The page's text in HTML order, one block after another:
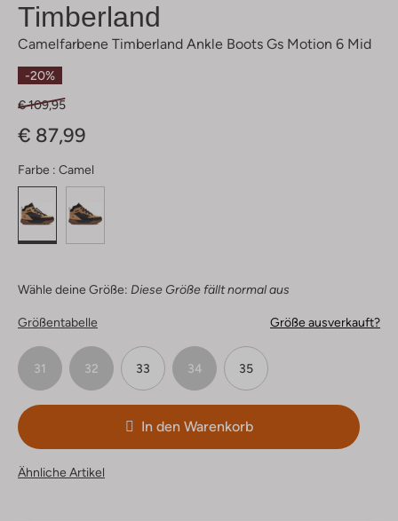
Timberland
Camelfarbene Timberland Ankle Boots Gs Motion 6 Mid
-20%
€ 109,95
€ 87,99
Farbe : Camel
Wähle deine Größe: Diese Größe fällt normal aus
Größentabelle Größe ausverkauft?
31 32 33 34 35
In den Warenkorb
Ähnliche Artikel